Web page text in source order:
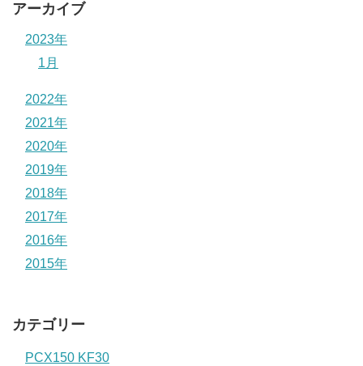
アーカイブ
2023年
1月
2022年
2021年
2020年
2019年
2018年
2017年
2016年
2015年
カテゴリー
PCX150 KF30